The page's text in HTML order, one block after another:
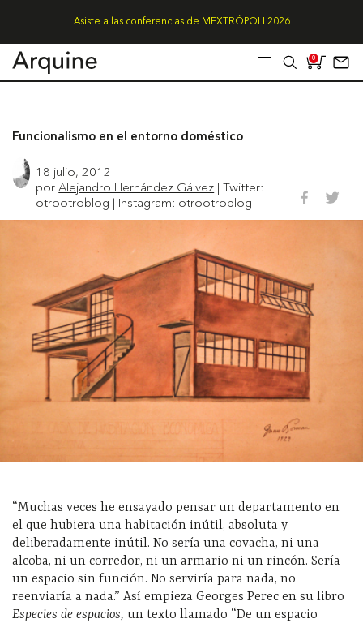
Asiste a las conferencias de MEXTRÓPOLI 2026
0
Funcionalismo en el entorno doméstico
18 julio, 2012
porAlejandro Hernández Gálvez | Twitter:
otrootroblog | Instagram: otrootroblog
“Muchas veces he ensayado pensar un departamento en
el que hubiera una habitación inútil, absoluta y
deliberadamente inútil. No sería una covacha, ni una
alcoba, ni un corredor, ni un armario ni un rincón. Sería
un espacio sin función. No serviría para nada, no
reenviaría a nada.” Así empieza Georges Perec en su libro
Especies de espacios, un texto llamado “De un espacio